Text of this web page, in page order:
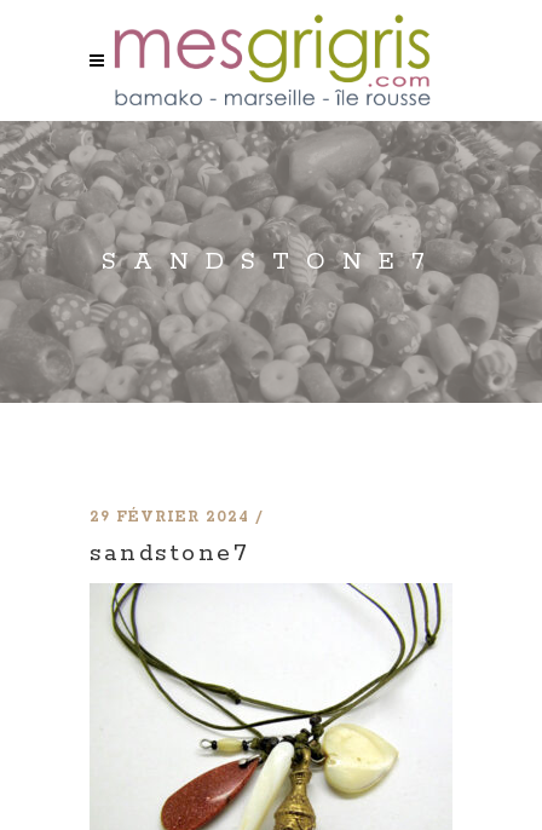
SANDSTONE7
29 FÉVRIER 2024
sandstone7